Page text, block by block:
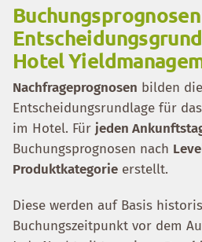
Hotel
Nachfrageprognosen bilden die
Entscheidungsrundlage für das
im Hotel. Für jeden
Buchungsprognosen nach
Produktkategorie erstellt.
Diese werden auf Basis
Buchungszeitpunkt vor dem